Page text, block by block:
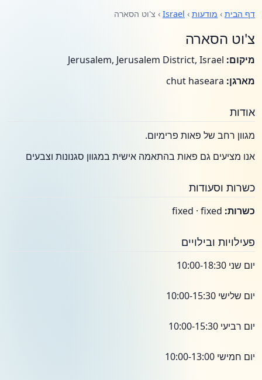
דף הבית › מודעות ›
Israel › צ'וט הסארה
צ'וט הסארה
מיקום:
מארגן:
אודות
מגוון רחב של פאות פרימיום.
אנו מציעים גם פאות בהתאמה אישית במגוון סגנונות וצבעים
כשרות וסעודות
כשרות:
פעילויות ובילויים
יום שני 10:00-18:30
יום שלישי 10:00-15:30
יום רביעי 10:00-15:30
יום חמישי 10:00-13:00